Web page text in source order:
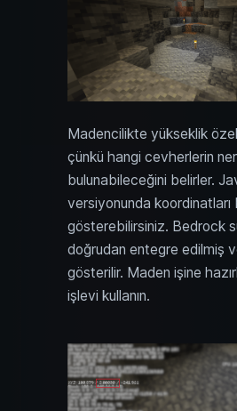
Madencilikte yükseklik
çünkü hangi cevherlerin
bulunabileceğini belirler.
versiyonunda koordinatları
gösterebilirsiniz. Bedrock
doğrudan entegre edilmiş
gösterilir. Maden işine
işlevi kullanın.